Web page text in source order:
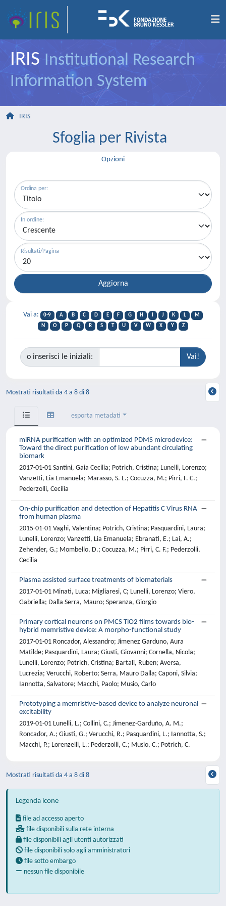
IRIS Institutional Research
Information System
IRIS
Sfoglia per Rivista
Opzioni
Ordina per:
In ordine:
Risultati/Pagina
Vai a: 0-9 A B C D E F G H J K L
M
N
O P Q R S T U V W X Y Z
o inserisci le iniziali:
Mostrati risultati da 4 a 8 di 8
esporta metadati
miRNA purification with an optimized PDMS microdevice:
Toward the direct purification of low abundant circulating
biomark
2017-01-01 Santini, Gaia Cecilia; Potrich, Cristina; Lunelli, Lorenzo;
Vanzetti, Lia Emanuela; Marasso, S. L.; Cocuzza, M.; Pirri, F. C.;
Pederzolli, Cecilia
On-chip purification and detection of Hepatitis C Virus RNA
from human plasma
2015-01-01 Vaghi, Valentina; Potrich, Cristina; Pasquardini, Laura;
Lunelli, Lorenzo; Vanzetti, Lia Emanuela; Ebranati, E.; Lai, A.;
Zehender, G.; Mombello, D.; Cocuzza, M.; Pirri, C. F.; Pederzolli,
Cecilia
Plasma assisted surface treatments of biomaterials
2017-01-01 Minati, Luca; Migliaresi, C; Lunelli, Lorenzo; Viero,
Gabriella; Dalla Serra, Mauro; Speranza, Giorgio
Primary cortical neurons on PMCS TiO2 films towards bio-
hybrid memristive device: A morpho-functional study
2017-01-01 Roncador, Alessandro; Jimenez Garduno, Aura
Matilde; Pasquardini, Laura; Giusti, Giovanni; Cornella, Nicola;
Lunelli, Lorenzo; Potrich, Cristina; Bartali, Ruben; Aversa,
Lucrezia; Verucchi, Roberto; Serra, Mauro Dalla; Caponi, Silvia;
Iannotta, Salvatore; Macchi, Paolo; Musio, Carlo
Prototyping a memristive-based device to analyze neuronal
excitability
2019-01-01 Lunelli, L.; Collini, C.; Jimenez-Garduño, A. M.;
Roncador, A.; Giusti, G.; Verucchi, R.; Pasquardini, L.; Iannotta, S.;
Macchi, P.; Lorenzelli, L.; Pederzolli, C.; Musio, C.; Potrich, C.
Mostrati risultati da 4 a 8 di 8
Legenda icone
file ad accesso aperto
file disponibili sulla rete interna
file disponibili agli utenti autorizzati
file disponibili solo agli amministratori
file sotto embargo
nessun file disponibile